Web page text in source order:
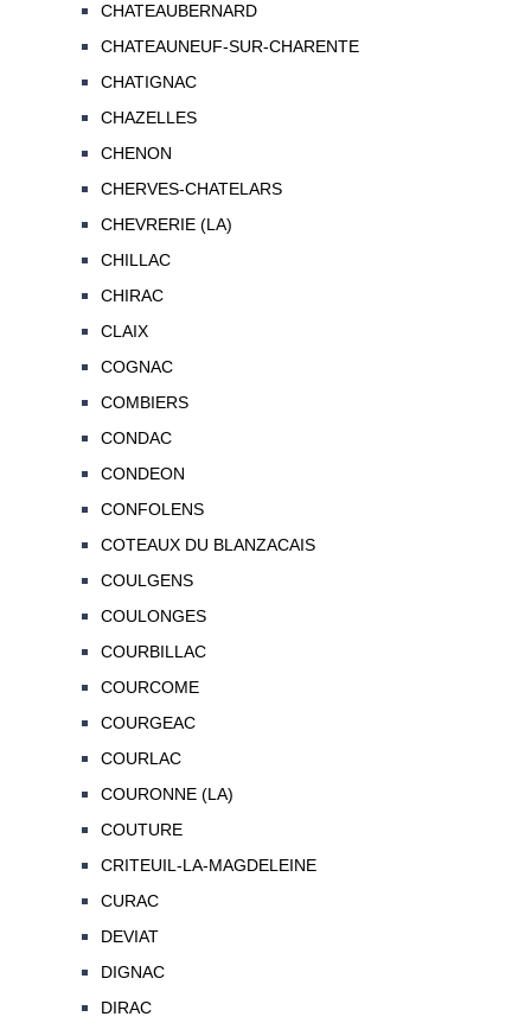
CHATEAUBERNARD
CHATEAUNEUF-SUR-CHARENTE
CHATIGNAC
CHAZELLES
CHENON
CHERVES-CHATELARS
CHEVRERIE (LA)
CHILLAC
CHIRAC
CLAIX
COGNAC
COMBIERS
CONDAC
CONDEON
CONFOLENS
COTEAUX DU BLANZACAIS
COULGENS
COULONGES
COURBILLAC
COURCOME
COURGEAC
COURLAC
COURONNE (LA)
COUTURE
CRITEUIL-LA-MAGDELEINE
CURAC
DEVIAT
DIGNAC
DIRAC